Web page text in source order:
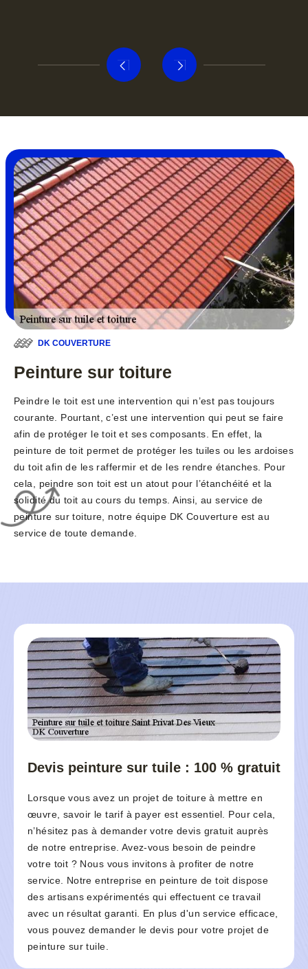
DK COUVERTURE
Peinture sur toiture
Peindre le toit est une intervention qui n’est pas toujours
courante. Pourtant, c’est une intervention qui peut se faire
afin de protéger le toit et ses composants. En effet, la
peinture de toit permet de protéger les tuiles ou les ardoises
du toit afin de les raffermir et de les rendre étanches. Pour
cela, peindre son toit est un atout pour l’étanchéité et la
solidité du toit au cours du temps. Ainsi, au service de
peinture sur toiture, notre équipe DK Couverture est au
service de toute demande.
Devis peinture sur tuile : 100 % gratuit
Lorsque vous avez un projet de toiture à mettre en
œuvre, savoir le tarif à payer est essentiel. Pour cela,
n’hésitez pas à demander votre devis gratuit auprès
de notre entreprise. Avez-vous besoin de peindre
votre toit ? Nous vous invitons à profiter de notre
service. Notre entreprise en peinture de toit dispose
des artisans expérimentés qui effectuent ce travail
avec un résultat garanti. En plus d'un service efficace,
vous pouvez demander le devis pour votre projet de
peinture sur tuile.